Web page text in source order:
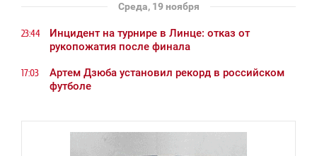
Среда, 19 ноября
23:44
Инцидент на турнире в Линце: отказ от
рукопожатия после финала
17:03
Артем Дзюба установил рекорд в российском
футболе